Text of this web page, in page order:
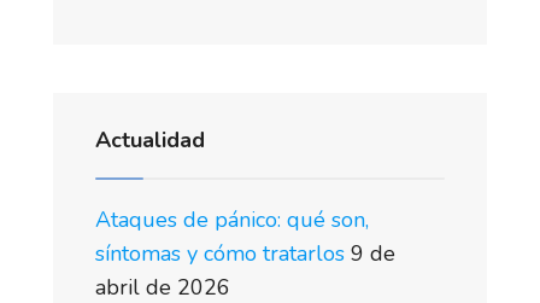
Actualidad
Ataques de pánico: qué son,
síntomas y cómo tratarlos 9 de
abril de 2026